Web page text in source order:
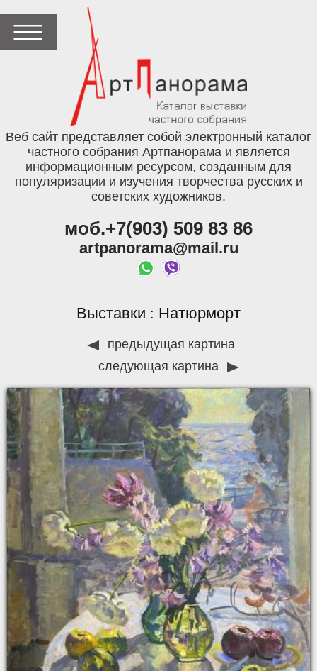
Веб сайт представляет собой электронный каталог
частного собрания Артпанорама и является
информационным ресурсом, созданным для
популяризации и изучения творчества русских и
советских художников.
моб.+7(903) 509 83 86
artpanorama@mail.ru
Выставки : Натюрморт
предыдущая картина
следующая картина